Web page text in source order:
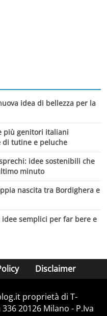
idea di bellezza per la
più genitori italiani
di tutine e peluche
idee sostenibili che
minuto
nascita tra Bordighera e
semplici per far bere e
Disclaimer
proprietà di T-
20126 Milano - P.Iva